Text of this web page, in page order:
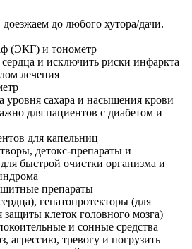
до любого хутора/дачи.
(ЭКГ) и тонометр
и исключить риски инфаркта
лечения
уровня сахара и насыщения крови
для пациентов с диабетом и
для капельниц
детокс-препараты и
быстрой очистки организма и
препараты
гепатопротекторы (для
клеток головного мозга)
и сонные средства
агрессию, тревогу и погрузить